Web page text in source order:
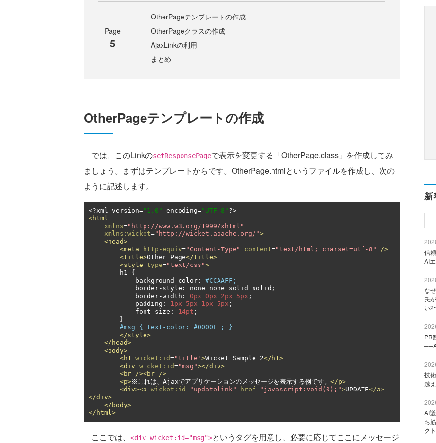
Page
5
OtherPageテンプレートの作成
OtherPageクラスの作成
AjaxLinkの利用
まとめ
OtherPageテンプレートの作成
では、このLinkのsetResponsePageで表示を変更する「OtherPage.class」を作成してみ
ましょう。まずはテンプレートからです。OtherPage.htmlというファイルを作成し、次の
ように記述します。
<?xml version="1.0" encoding="UTF-8" ?>
<html
xmlns="http://www.w3.org/1999/xhtml"
xmlns:wicket="http://wicket.apache.org/">
<head>
<meta
http-equiv="Content-Type" content="text/html; charset=utf-8"
/>
<title>Other Page</title>
<style type="text/css">
        h1
{
            background
- color :
#CCAAFF;
            border
- style : none none solid solid ;
            border
-width : 0px 0px 2px 5px ;
            padding
: 1px 5px 1px 5px ;
            font
- size : 14pt ;
}
#msg { text-color: #0000FF; }
</style>
</head>
<body>
<h1 wicket:id="title">Wicket Sample 2</h1>
<div wicket:id="msg"></div>
<br /><br />
<p>※これは、Ajaxでアプリケーションのメッセージを表示する例です。 </p>
<div><a wicket:id="updatelink" href="javascript:void(0);">UPDATE</a>
</div>
</body>
</html>
ここでは、 <div wicket:id="msg">というタグを用意し、必要に応じてここにメッセージ
新
信
AI
な
氏
い2
PR
技
越
AI
ち
ク